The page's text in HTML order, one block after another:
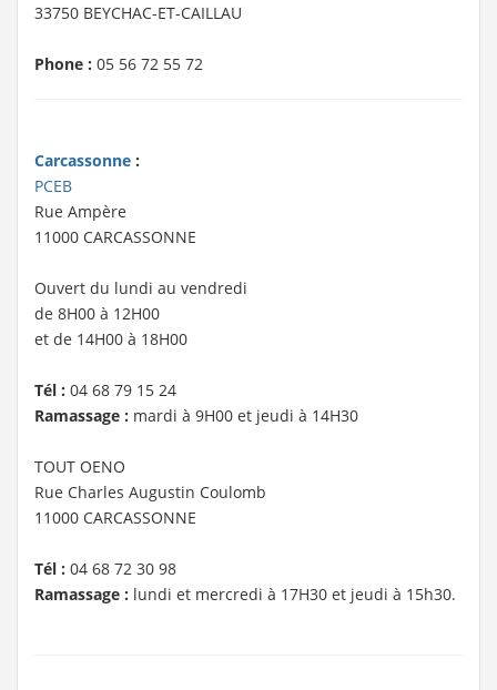
33750 BEYCHAC-ET-CAILLAU
Phone : 05 56 72 55 72
Carcassonne :
PCEB
Rue Ampère
11000 CARCASSONNE
Ouvert du lundi au vendredi
de 8H00 à 12H00
et de 14H00 à 18H00
Tél : 04 68 79 15 24
Ramassage : mardi à 9H00 et jeudi à 14H30
TOUT OENO
Rue Charles Augustin Coulomb
11000 CARCASSONNE
Tél : 04 68 72 30 98
Ramassage : lundi et mercredi à 17H30 et jeudi à 15h30.